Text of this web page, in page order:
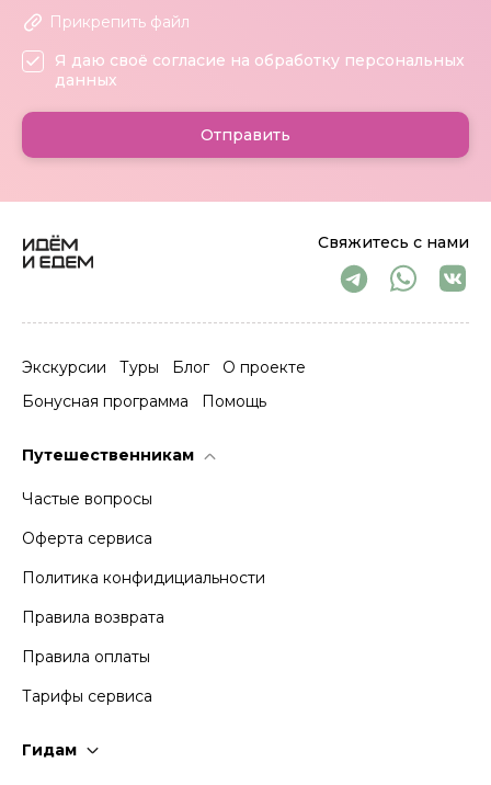
Свяжитесь с нами
Экскурсии Туры Блог
О проекте
Бонусная программа
Помощь
Путешественникам
Частые вопросы
Оферта сервиса
Политика конфидициальности
Правила возврата
Правила оплаты
Тарифы сервиса
Гидам
Прикрепить файл
Я даю своё согласие на обработку персональных
данных
Отправить